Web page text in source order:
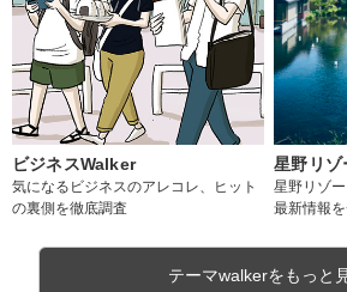
ビジネスWalker
気になるビジネスのアレコレ、ヒット
の裏側を徹底調査
星野リ
星野リゾ
最新情報を
テーマwalkerをもっと